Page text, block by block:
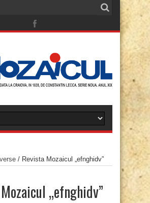
/ Revista Mozaicul „efnghidv”
„efnghidv”